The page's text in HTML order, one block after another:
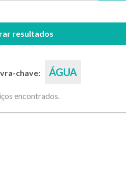
resultados
chave: ÁGUA
encontrados.